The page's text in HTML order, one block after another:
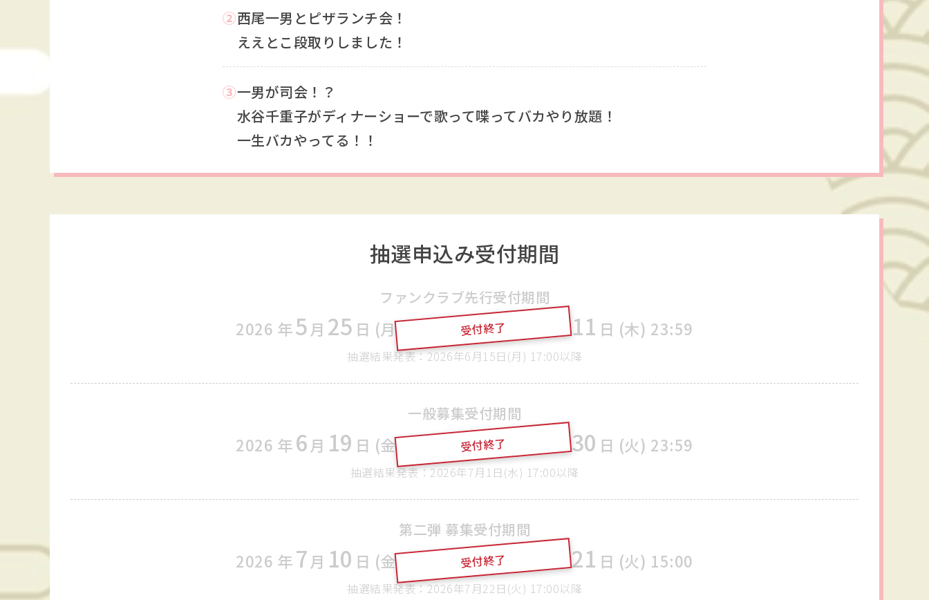
②西尾一男とピザランチ会！
ええとこ段取りしました！
③一男が司会！？
水谷千重子がディナーショーで歌って喋ってバカやり放題！
一生バカやってる！！
抽選申込み受付期間
ファンクラブ先行受付期間
2026 年5 月 25 日 (月)19:00 〜 2026 月11 日 (木) 23:59
受付終了
抽選結果発表：2026年6月15日(月) 17:00以降
一般募集受付期間
2026 年6 月 19 日 (金)12:00 〜 2026 月30 日 (火) 23:59
受付終了
抽選結果発表：2026年7月1日(水) 17:00以降
第二弾 募集受付期間
2026 年7 月 10 日 (金)18:00 〜 2026 月21 日 (火) 15:00
受付終了
抽選結果発表：2026年7月22日(火) 17:00以降